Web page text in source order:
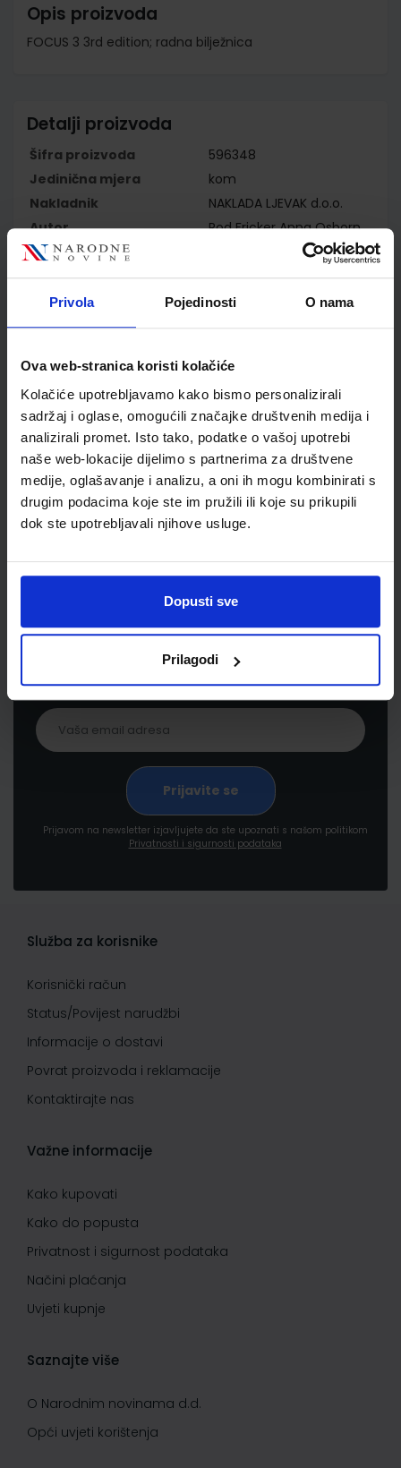
Privola Pojedinosti O nama
Ova web-stranica koristi kolačiće
Kolačiće upotrebljavamo kako bismo personalizirali
sadržaj i oglase, omogućili značajke društvenih medija i
analizirali promet. Isto tako, podatke o vašoj upotrebi
naše web-lokacije dijelimo s partnerima za društvene
medije, oglašavanje i analizu, a oni ih mogu kombinirati s
drugim podacima koje ste im pružili ili koje su prikupili
dok ste upotrebljavali njihove usluge.
Dopusti sve
Prilagodi
Opis proizvoda
FOCUS 3 3rd edition; radna bilježnica
Detalji proizvoda
Šifra proizvoda
596348
Jedinična mjera
kom
Nakladnik
NAKLADA LJEVAK d.o.o.
Autor
Rod Fricker Anna Osborn
Vrsta školske knjige
RADNA BILJEŽNICA
Reg br min
8177-DOM
Newsletter prijava
Prijavite se kako bi primali informacije o novim
proizvodima i uslugama, akcijama i drugim
Prijavom na newsletter izjavljujete da ste upoznati s našom politikom
Privatnosti i sigurnosti podataka
Služba za korisnike
Korisnički račun
Status/Povijest narudžbi
Informacije o dostavi
Povrat proizvoda i reklamacije
Kontaktirajte nas
Važne informacije
Kako kupovati
Kako do popusta
Privatnost i sigurnost podataka
Načini plaćanja
Uvjeti kupnje
Saznajte više
O Narodnim novinama d.d.
Opći uvjeti korištenja